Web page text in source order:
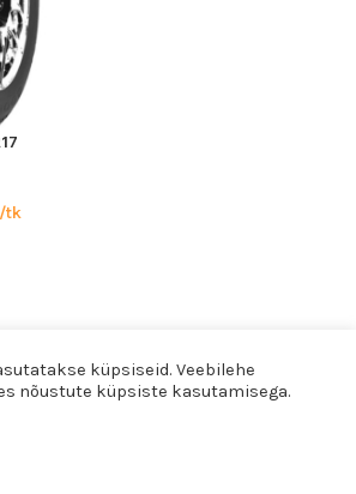
tk
küpsiseid. Veebilehe
nõustute küpsiste kasutamisega.